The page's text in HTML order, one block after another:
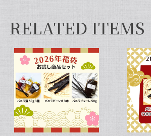
2026/01/28
2025/05/31
RELATED ITEMS